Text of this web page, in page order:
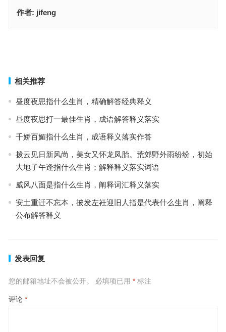
作者: jifeng
相关推荐
昼度夜思指什么生肖，精确解答经典释义
昼度夜思打一最佳生肖，成语解答释义落实
千娇百媚指什么生肖，成语释义落实作答
拨云见日新风尚，美女又怀龙凤胎。荒郊野外雨纷纷，初始
大地子午逢指什么生肖；解释释义落实词语
威风八面是指什么生肖，阐释词汇释义落实
安土重迁不忘本，披发左衽迎旧人指是代表什么生肖，阐释
公布解答释义
发表回复
您的邮箱地址不会被公开。 必填项已用 *标注
评论 *